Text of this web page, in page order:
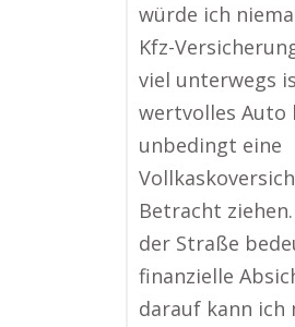
würde ich
Kfz-
viel unterwegs
wertvolles
unbedingt eine
Betracht
der Straße
finanzielle
darauf kann ich